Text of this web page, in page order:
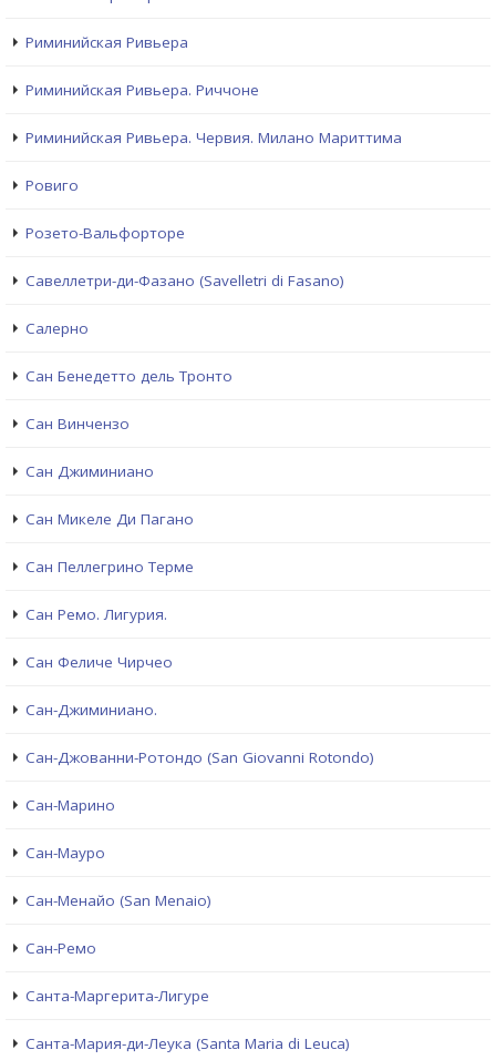
Риминийская Ривьера
Риминийская Ривьера. Риччоне
Риминийская Ривьера. Червия. Милано Мариттима
Ровиго
Розето-Вальфорторе
Савеллетри-ди-Фазано (Savelletri di Fasano)
Салерно
Сан Бенедетто дель Тронто
Сан Винчензо
Сан Джиминиано
Сан Микеле Ди Пагано
Сан Пеллегрино Терме
Сан Ремо. Лигурия.
Сан Феличе Чирчео
Сан-Джиминиано.
Сан-Джованни-Ротондо (San Giovanni Rotondo)
Сан-Марино
Сан-Мауро
Сан-Менайо (San Menaio)
Сан-Ремо
Санта-Маргерита-Лигуре
Санта-Мария-ди-Леука (Santa Maria di Leuca)